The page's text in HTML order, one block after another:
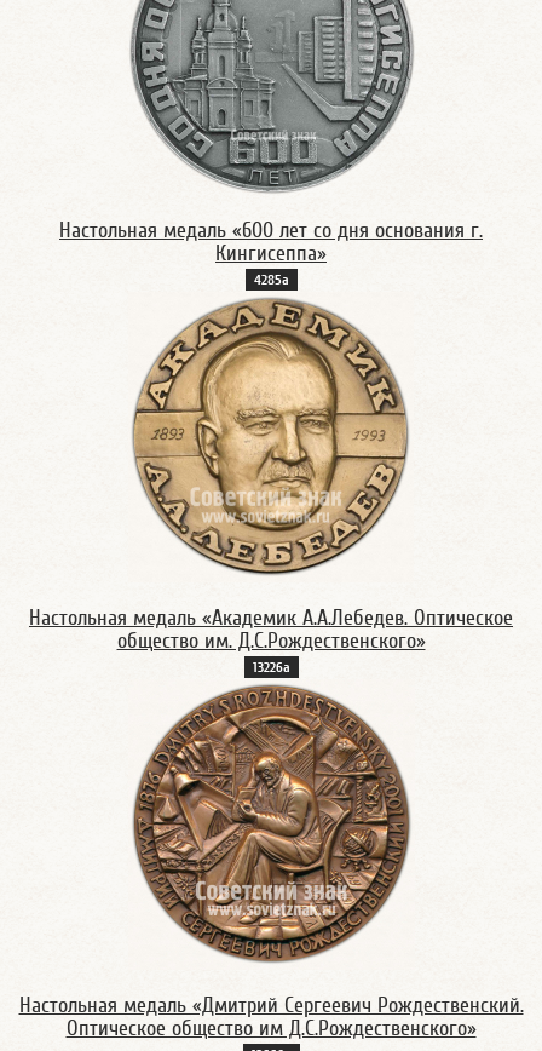
Настольная медаль «600 лет со дня основания г.
Кингисеппа»
4285а
Настольная медаль «Академик А.А.Лебедев. Оптическое
общество им. Д.С.Рождественского»
13226а
Настольная медаль «Дмитрий Сергеевич Рождественский.
Оптическое общество им Д.С.Рождественского»